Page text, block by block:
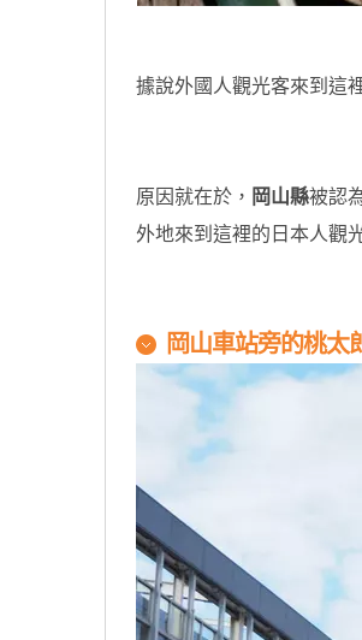
據說外國人觀光客來到這
原因就在於， 岡山縣被認
外地來到這裡的日本人觀
岡山車站旁的桃太